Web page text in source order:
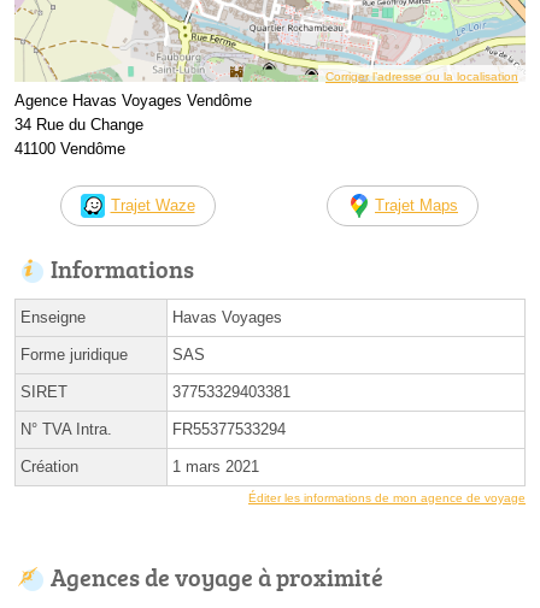
Corriger l’adresse ou la localisation
Agence Havas Voyages Vendôme
34 Rue du Change
41100 Vendôme
Trajet Waze Trajet Maps
Informations
Enseigne Havas Voyages
Forme juridique SAS
SIRET 37753329403381
N° TVA Intra. FR55377533294
Création 1 mars 2021
Éditer les informations de mon agence de voyage
Agences de voyage à proximité